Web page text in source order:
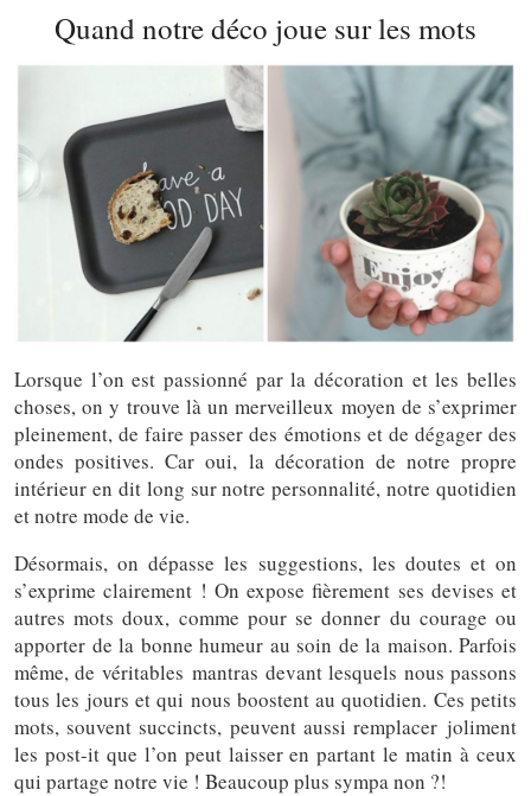
Quand notre déco joue sur les mots
Lorsque l’on est passionné par la décoration et les belles
choses, on y trouve là un merveilleux moyen de s’exprimer
pleinement, de faire passer des émotions et de dégager des
ondes positives. Car oui, la décoration de notre propre
intérieur en dit long sur notre personnalité, notre quotidien
et notre mode de vie.
Désormais, on dépasse les suggestions, les doutes et on
s’exprime clairement ! On expose fièrement ses devises et
autres mots doux, comme pour se donner du courage ou
apporter de la bonne humeur au soin de la maison. Parfois
même, de véritables mantras devant lesquels nous passons
tous les jours et qui nous boostent au quotidien. Ces petits
mots, souvent succincts, peuvent aussi remplacer joliment
les post-it que l’on peut laisser en partant le matin à ceux
qui partage notre vie ! Beaucoup plus sympa non ?!